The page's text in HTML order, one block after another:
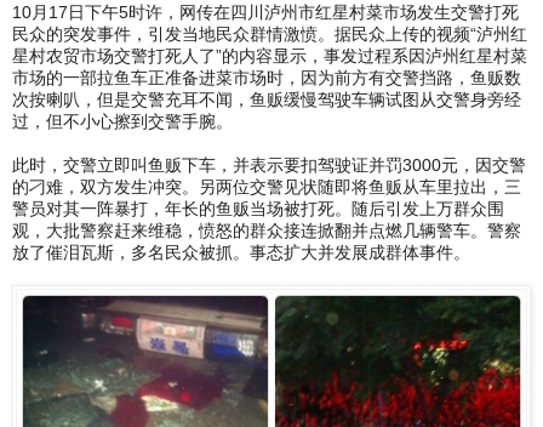
10月17日下午5时许，网传在四川泸州市红星村菜市场发生交警打死
民众的突发事件，引发当地民众群情激愤。据民众上传的视频“泸州红
星村农贸市场交警打死人了”的内容显示，事发过程系因泸州红星村菜
市场的一部拉鱼车正准备进菜市场时，因为前方有交警挡路，鱼贩数
次按喇叭，但是交警充耳不闻，鱼贩缓慢驾驶车辆试图从交警身旁经
过，但不小心擦到交警手腕。
此时，交警立即叫鱼贩下车，并表示要扣驾驶证并罚3000元，因交警
的刁难，双方发生冲突。另两位交警见状随即将鱼贩从车里拉出，三
警员对其一阵暴打，年长的鱼贩当场被打死。随后引发上万群众围
观，大批警察赶来维稳，愤怒的群众接连掀翻并点燃几辆警车。警察
放了催泪瓦斯，多名民众被抓。事态扩大并发展成群体事件。